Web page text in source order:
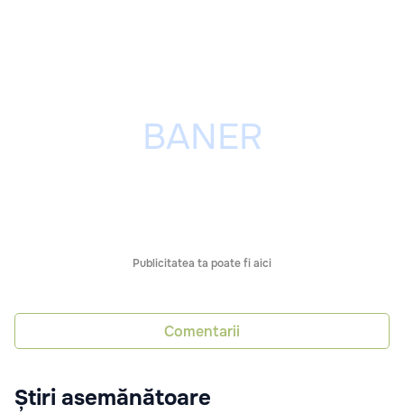
Publicitatea ta poate fi aici
Comentarii
Știri asemănătoare